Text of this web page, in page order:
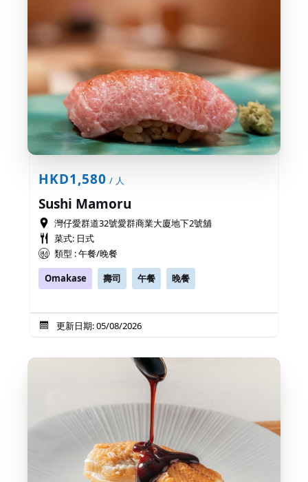
HKD1,580 / 人
Sushi Mamoru
灣仔愛群道32號愛群商業大廈地下2號舖
菜式: 日式
類型 : 午餐/晚餐
Omakase
壽司 午餐 晚餐
更新日期: 05/08/2026